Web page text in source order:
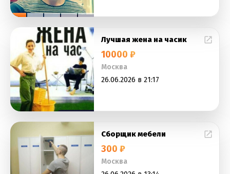
Лучшая жена на часик
10000 ₽
Москва
26.06.2026 в 21:17
Сборщик мебели
300 ₽
Москва